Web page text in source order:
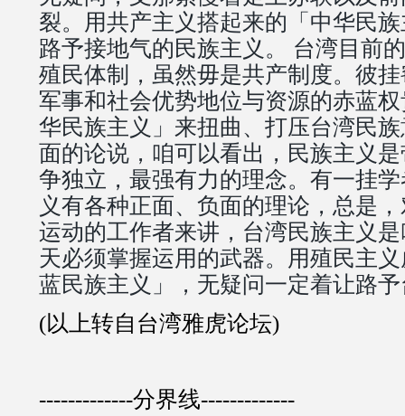
裂。用共产主义搭起来的「中华民
路予接地气的民族主义。 台湾目前
殖民体制，虽然毋是共产制度。彼
军事和社会优势地位与资源的赤蓝
华民族主义」来扭曲、打压台湾民
面的论说，咱可以看出，民族主义
争独立，最强有力的理念。有一挂
义有各种正面、负面的理论，总是
运动的工作者来讲，台湾民族主义
天必须掌握运用的武器。用殖民主
蓝民族主义」，无疑问一定着让路
(以上转自台湾雅虎论坛)
-------------分界线-------------